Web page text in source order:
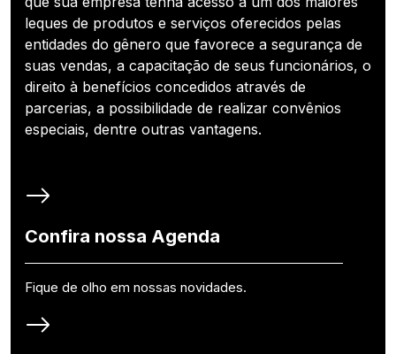
leques de produtos e serviços oferecidos pelas
entidades do gênero que favorece a segurança de
suas vendas, a capacitação de seus funcionários, o
direito à benefícios concedidos através de
parcerias, a possibilidade de realizar convênios
especiais, dentre outras vantagens.
Confira nossa Agenda
Fique de olho em nossas novidades.